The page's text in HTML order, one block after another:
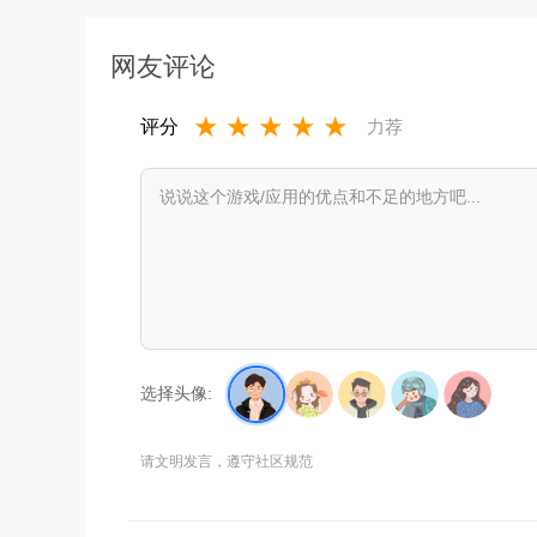
网友评论
评分 ★ ★ ★ ★ ★ 力荐
选择头像:
请文明发言，遵守社区规范